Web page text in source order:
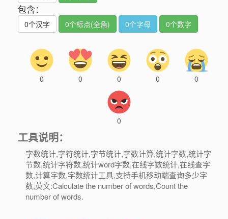
包含：
0个汉字 0个标点(全角) 0个字母 0个数字
0 0 0 0 0
0
工具说明：
字数统计,字符统计,字节统计,字数计算,统计字数,统计字
节数,统计字符数,统计word字数,在线字数统计,在线查字
数,计算字数,字数统计工具,支持手机移动端查询多少字
数,英文:Calculate the number of words,Count the
number of words.